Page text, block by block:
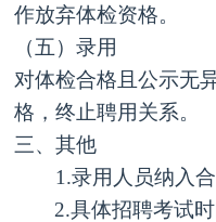
作放弃体检资格。
（五）录用
对体检合格且公示无
格，终止聘用关系。
三、其他
1.录用人员纳入
2.具体招聘考试